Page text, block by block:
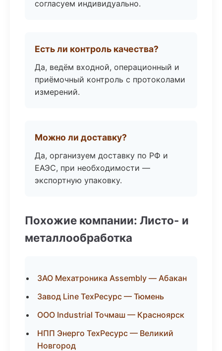
согласуем индивидуально.
Есть ли контроль качества?
Да, ведём входной, операционный и
приёмочный контроль с протоколами
измерений.
Можно ли доставку?
Да, организуем доставку по РФ и
ЕАЭС, при необходимости —
экспортную упаковку.
Похожие компании: Листо- и
металлообработка
ЗАО Мехатроника Assembly — Абакан
Завод Line ТехРесурс — Тюмень
ООО Industrial Точмаш — Красноярск
НПП Энерго ТехРесурс — Великий
Новгород